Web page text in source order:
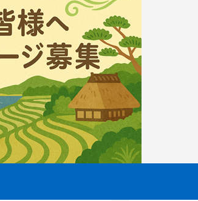
白米千枚田オーナー田（山崎賢人）｜田植
えから3ヶ月後稲穂が出来てきました。
2021.08.06